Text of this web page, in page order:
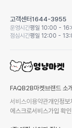
고객센터1644-3955
운영시간평일 10:00 -
점심시간평일 12:00 -
FAQB2B마켓 브랜드 소
서비스이용약관개인정보
에스크로서비스가입 확인